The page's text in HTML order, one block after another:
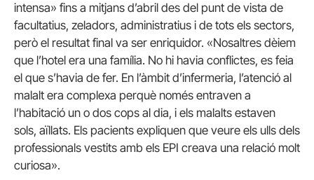
intensa» fins a mitjans d’abril des del punt de vista de
facultatius, zeladors, administratius i de tots els sectors,
però el resultat final va ser enriquidor. «Nosaltres dèiem
que l’hotel era una família. No hi havia conflictes, es feia
el que s’havia de fer. En l’àmbit d’infermeria, l’atenció al
malalt era complexa perquè només entraven a
l’habitació un o dos cops al dia, i els malalts estaven
sols, aïllats. Els pacients expliquen que veure els ulls dels
professionals vestits amb els EPI creava una relació molt
curiosa».